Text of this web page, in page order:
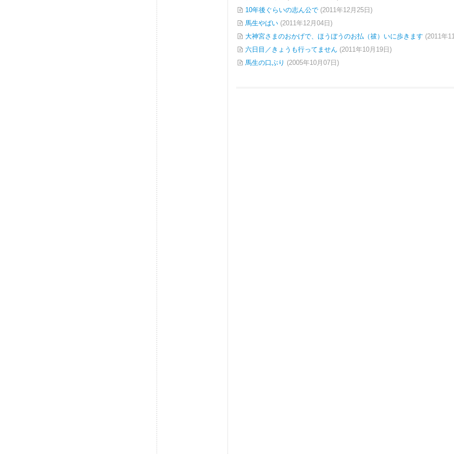
10年後ぐらいの志ん公で (2011年12月25日)
馬生やばい (2011年12月04日)
大神宮さまのおかげで、ほうぼうのお払（祓）いに歩きます (2011年
六日目／きょうも行ってません (2011年10月19日)
馬生の口ぶり (2005年10月07日)